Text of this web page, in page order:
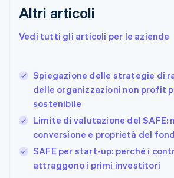
Altri articoli
Vedi tutti gli articoli per le aziende
Spiegazione delle strategie di
delle organizzazioni non profit
sostenibile
Limite di valutazione del SAFE:
conversione e proprietà del
SAFE per start-up: perché i
attraggono i primi investitori
Finlandia
Francia
DeutschEnglish
Giappone
日本語English
English
Grecia
English
India
English